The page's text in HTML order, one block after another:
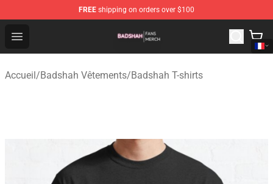
FREE shipping on orders over $100
Open menu
Badshah Shop - Official Badshah Merchandise Store
Accueil/Badshah Vêtements/Badshah T-shirts